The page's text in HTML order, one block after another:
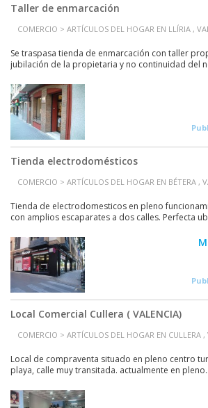
Taller de enmarcación
COMERCIO > ARTÍCULOS DEL HOGAR EN LLÍRIA ,
Se traspasa tienda de enmarcación con taller
jubilación de la propietaria y no continuidad del
Tienda electrodomésticos
COMERCIO > ARTÍCULOS DEL HOGAR EN BÉTERA ,
Tienda de electrodomesticos en pleno
con amplios escaparates a dos calles. Perfecta
Local Comercial Cullera ( VALENCIA)
COMERCIO > ARTÍCULOS DEL HOGAR EN CULLERA ,
Local de compraventa situado en pleno centro
playa, calle muy transitada. actualmente en